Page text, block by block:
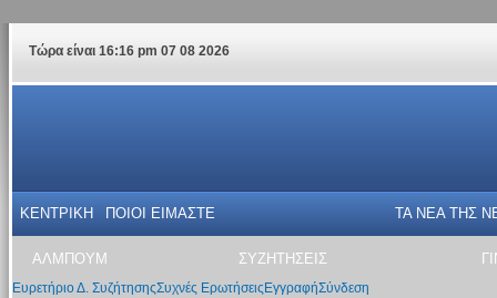
Τώρα είναι 16:16 pm 07 08 2026
ΚΕΝΤΡΙΚΗ ΠΟΙΟΙ ΕΙΜΑΣΤΕ ΤΑ ΝΕΑ THΣ
ΑΛΜΠΟΥΜ ΣΥΖΗΤΗΣΕΙΣ
Ευρετήριο Δ. ΣυζήτησηςΣυχνές Ερωτήσεις ΕγγραφήΣύνδεση